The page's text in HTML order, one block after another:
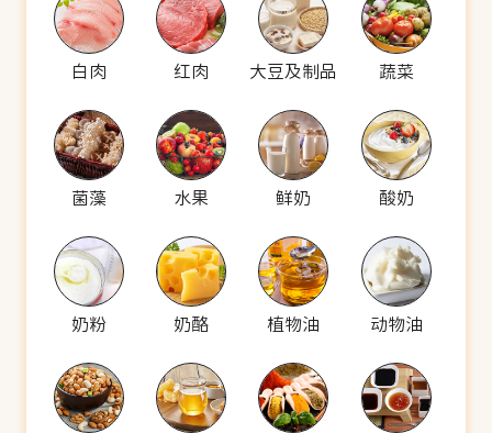
白肉 红肉 大豆及制品 蔬菜
菌藻 水果 鲜奶 酸奶
奶粉 奶酪 植物油 动物油